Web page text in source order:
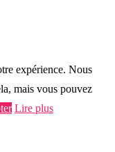
expérience. Nous
mais vous pouvez
Lire plus